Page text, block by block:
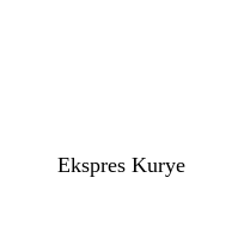
Ekspres Kurye